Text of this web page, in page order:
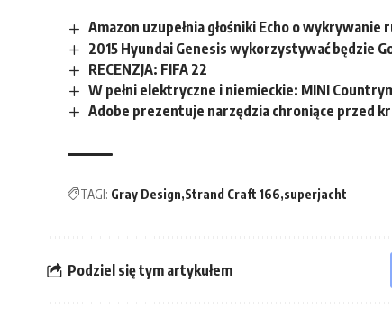
Amazon uzupełnia głośniki Echo o wykrywanie
2015 Hyundai Genesis wykorzystywać będzie
RECENZJA: FIFA 22
W pełni elektryczne i niemieckie: MINI
Adobe prezentuje narzędzia chroniące przed
TAGI: Gray Design Strand Craft 166 superjacht
Podziel się tym artykułem